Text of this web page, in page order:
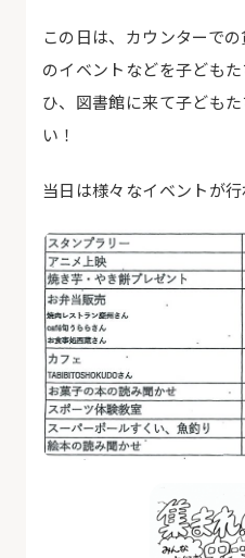
この日は、カウンターで
のイベントなどを子ども
ひ、図書館に来て子ども
い！
当日は様々なイベントが行